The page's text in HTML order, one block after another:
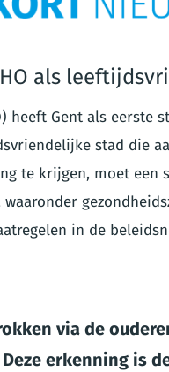
als
heeft Gent als eerste
stad die
te krijgen, moet een
waaronder
in de
via de
erkenning is